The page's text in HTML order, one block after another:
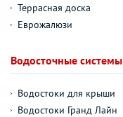
Террасная доска
Еврожалюзи
Водосточные системы
Водостоки для крыши
Водостоки Гранд Лайн